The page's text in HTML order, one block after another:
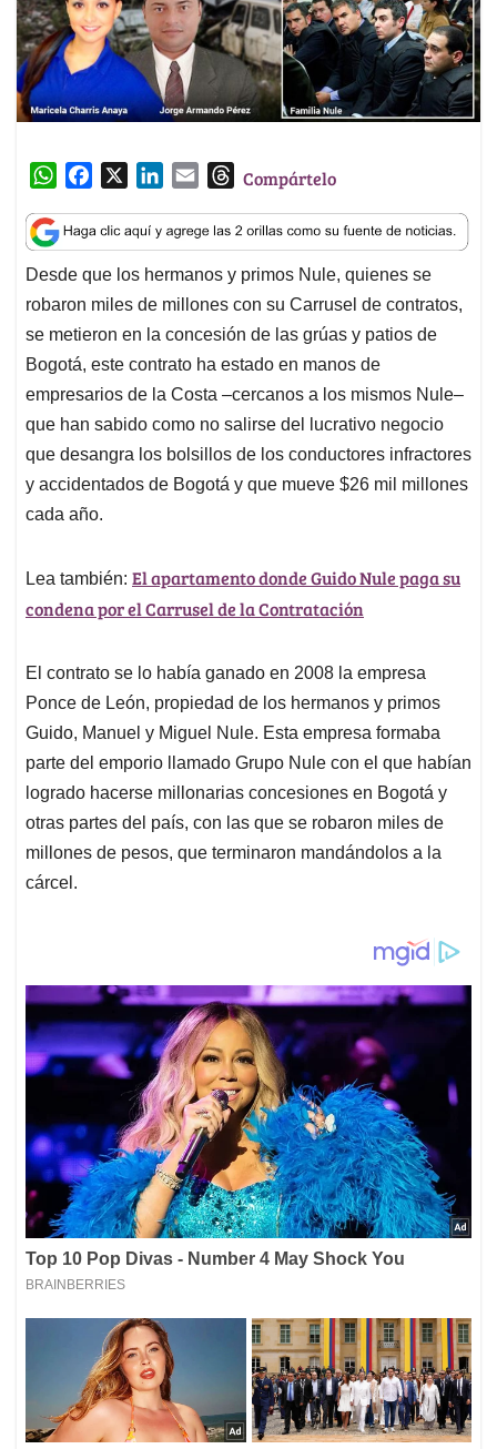
W
a
t
s
A
p
p
c
e
b
o
o
k
n
k
e
d
I
n
a
i
l
T
r
e
a
d
s
Compártelo
Desde que los hermanos y primos Nule, quienes se
robaron miles de millones con su Carrusel de contratos,
se metieron en la concesión de las grúas y patios de
Bogotá, este contrato ha estado en manos de
empresarios de la Costa –cercanos a los mismos Nule–
que han sabido como no salirse del lucrativo negocio
que desangra los bolsillos de los conductores infractores
y accidentados de Bogotá y que mueve $26 mil millones
cada año.
Lea también: El apartamento donde Guido Nule paga su
condena por el Carrusel de la Contratación
El contrato se lo había ganado en 2008 la empresa
Ponce de León, propiedad de los hermanos y primos
Guido, Manuel y Miguel Nule. Esta empresa formaba
parte del emporio llamado Grupo Nule con el que habían
logrado hacerse millonarias concesiones en Bogotá y
otras partes del país, con las que se robaron miles de
millones de pesos, que terminaron mandándolos a la
cárcel.